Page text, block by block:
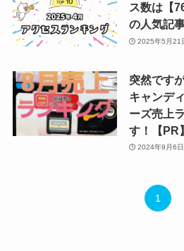
ス数は【
の人気記
2025年5月21
突然です
キャンデ
ーズ売上
す！【PR】
2024年9月6日
1